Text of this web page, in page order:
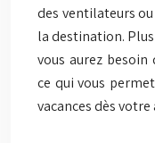
des ventilateurs
la destination.
vous aurez besoin
ce qui vous
vacances dès votre